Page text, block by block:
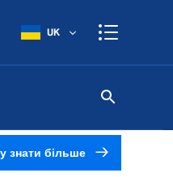
UK
знати більше